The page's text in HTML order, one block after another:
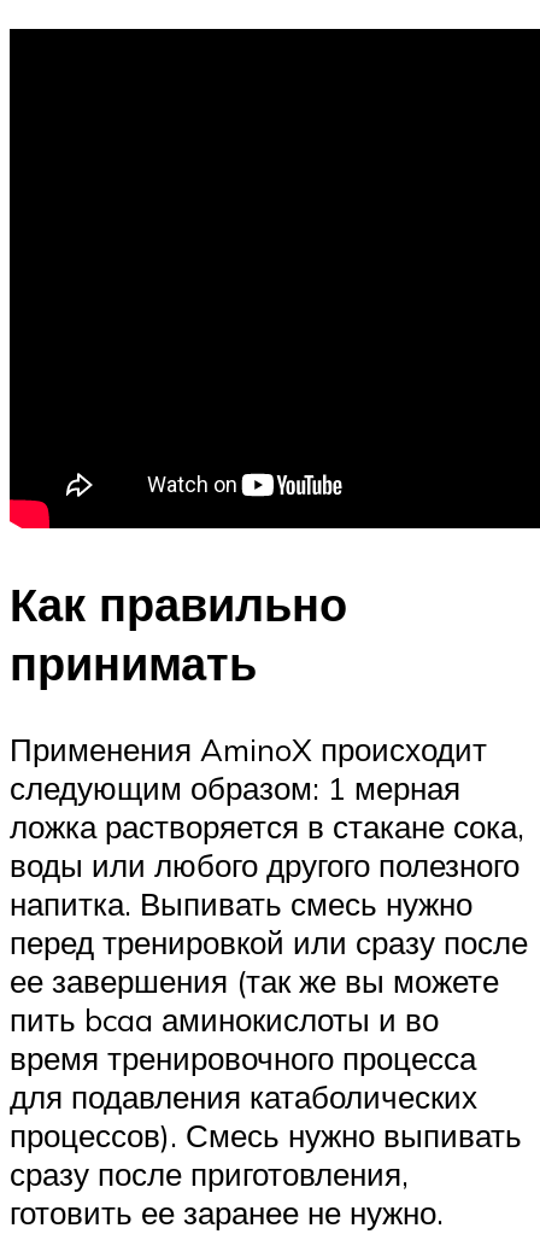
Как правильно
принимать
Применения AminoX происходит
следующим образом: 1 мерная
ложка растворяется в стакане сока,
воды или любого другого полезного
напитка. Выпивать смесь нужно
перед тренировкой или сразу после
ее завершения (так же вы можете
пить bcaa аминокислоты и во
время тренировочного процесса
для подавления катаболических
процессов). Смесь нужно выпивать
сразу после приготовления,
готовить ее заранее не нужно.